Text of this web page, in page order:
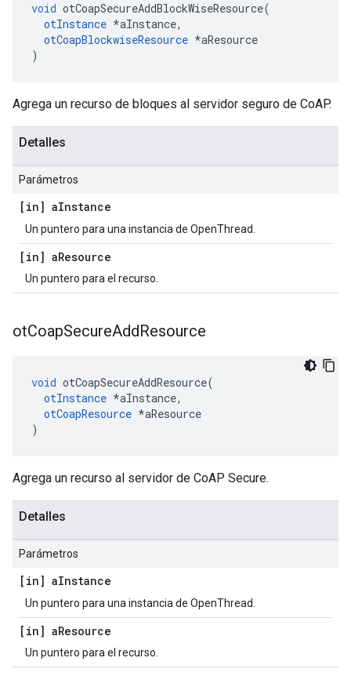
void otCoapSecureAddBlockWiseResource(
otInstance *aInstance,
otCoapBlockwiseResource *aResource
)
Agrega un recurso de bloques al servidor seguro de CoAP.
Detalles
Parámetros
[in] aInstance
Un puntero para una instancia de OpenThread.
[in] aResource
Un puntero para el recurso.
otCoapSecureAddResource
void otCoapSecureAddResource(
otInstance *aInstance,
otCoapResource *aResource
)
Agrega un recurso al servidor de CoAP Secure.
Detalles
Parámetros
[in] aInstance
Un puntero para una instancia de OpenThread.
[in] aResource
Un puntero para el recurso.